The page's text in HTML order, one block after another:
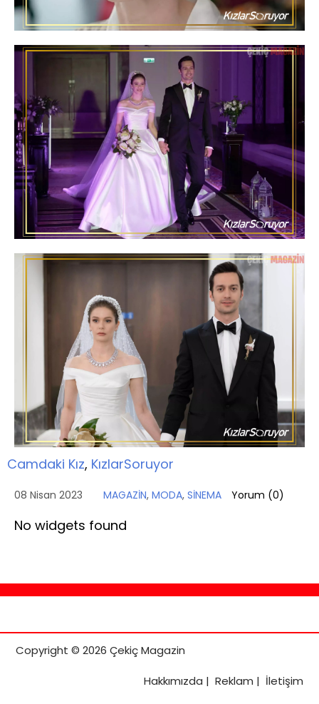
Camdaki Kız, KızlarSoruyor
08 Nisan 2023 MAGAZİN, MODA, SİNEMA Yorum (0)
No widgets found
Copyright © 2026 Çekiç Magazin
Hakkımızda | Reklam | İletişim